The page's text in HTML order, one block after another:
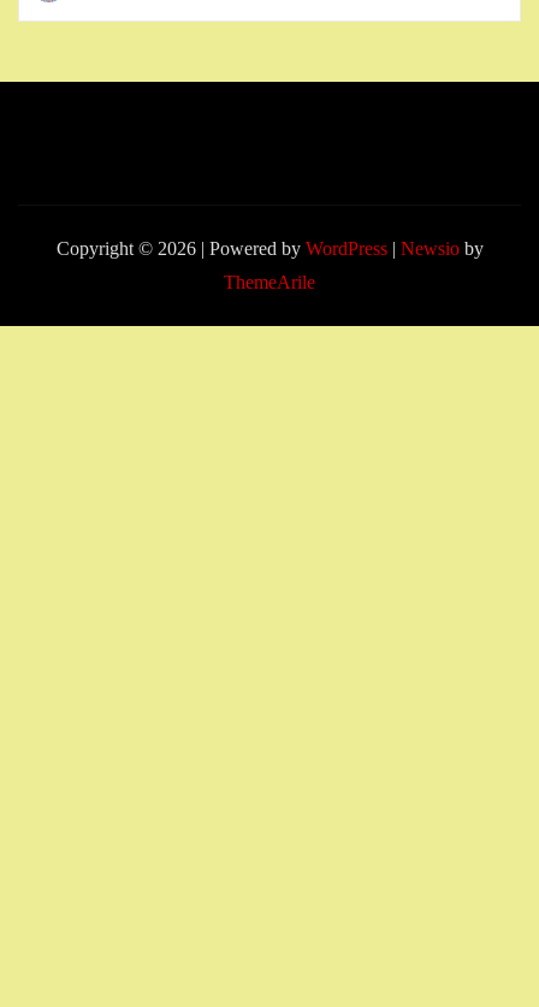
Copyright © 2026 | Powered by WordPress | Newsioby
ThemeArile